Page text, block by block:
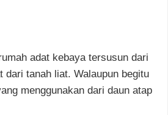
adat kebaya tersusun dari
dari tanah liat. Walaupun begitu
menggunakan dari daun atap